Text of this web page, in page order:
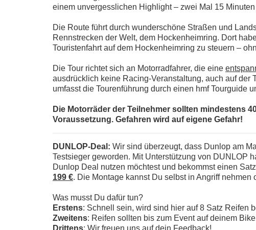
einem unvergesslichen Highlight – zwei Mal 15
Die Route führt durch wunderschöne Straßen und
Rennstrecken der Welt, dem Hockenheimring. Dort
Touristenfahrt auf dem Hockenheimring zu steuern –
Die Tour richtet sich an Motorradfahrer, die eine
ausdrücklich keine Racing-Veranstaltung, auch auf der
umfasst die Tourenführung durch einen hmf Tourguide
Die Motorräder der Teilnehmer sollten mindestens
Voraussetzung. Gefahren wird auf eigene Gefahr!
DUNLOP-Deal: Wir sind überzeugt, dass Dunlop am
Testsieger geworden. Mit Unterstützung von DUNLOP
Dunlop Deal nutzen möchtest und bekommst einen
199 €. Die Montage kannst Du selbst in Angriff nehmen
Was musst Du dafür tun?
Erstens: Schnell sein, wird sind hier auf 8 Satz Reifen
Zweitens: Reifen sollten bis zum Event auf deinem
Drittens: Wir freuen uns auf dein Feedback!